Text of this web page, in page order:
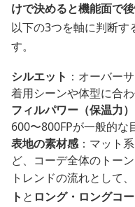
けで決めると機能面で
以下の3つを軸に判断す
す。
シルエット ：オーバー
着用シーンや体型に合
フィルパワー（保温力）
600〜800FPが一般的な
表地の素材感：マット
ど、コーデ全体のトーン
トレンドの流れとして、
ト と ロング・ロングコ